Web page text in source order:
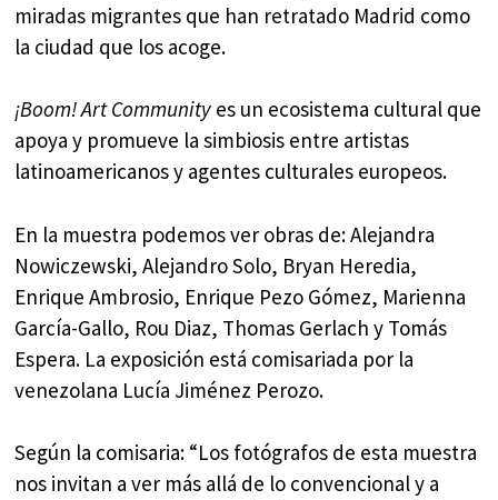
miradas migrantes que han retratado Madrid como
la ciudad que los acoge.
¡Boom! Art Community es un ecosistema cultural que
apoya y promueve la simbiosis entre artistas
latinoamericanos y agentes culturales europeos.
En la muestra podemos ver obras de: Alejandra
Nowiczewski, Alejandro Solo, Bryan Heredia,
Enrique Ambrosio, Enrique Pezo Gómez, Marienna
García-Gallo, Rou Diaz, Thomas Gerlach y Tomás
Espera. La exposición está comisariada por la
venezolana Lucía Jiménez Perozo.
Según la comisaria: “Los fotógrafos de esta muestra
nos invitan a ver más allá de lo convencional y a